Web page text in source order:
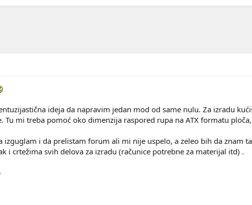
ideja da napravim jedan mod od same nulu. Za izradu
Tu mi treba pomoć oko dimenzija raspored rupa na ATX formatu
izguglam i da prelistam forum ali mi nije uspelo, a zeleo bih da znam
i crtežima svih delova za izradu (računice potrebne za materijal itd) .